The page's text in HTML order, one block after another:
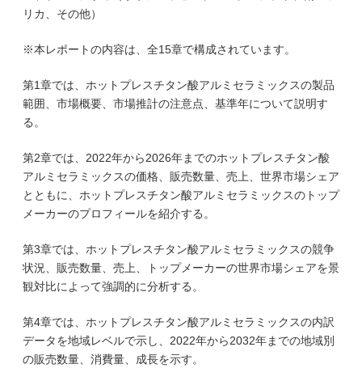
リカ、その他）
※本レポートの内容は、全15章で構成されています。
第1章では、ホットプレスチタン酸アルミセラミックスの製品
範囲、市場概要、市場推計の注意点、基準年について説明す
る。
第2章では、2022年から2026年までのホットプレスチタン酸
アルミセラミックスの価格、販売数量、売上、世界市場シェア
とともに、ホットプレスチタン酸アルミセラミックスのトップ
メーカーのプロフィールを紹介する。
第3章では、ホットプレスチタン酸アルミセラミックスの競争
状況、販売数量、売上、トップメーカーの世界市場シェアを景
観対比によって強調的に分析する。
第4章では、ホットプレスチタン酸アルミセラミックスの内訳
データを地域レベルで示し、2022年から2032年までの地域別
の販売数量、消費量、成長を示す。